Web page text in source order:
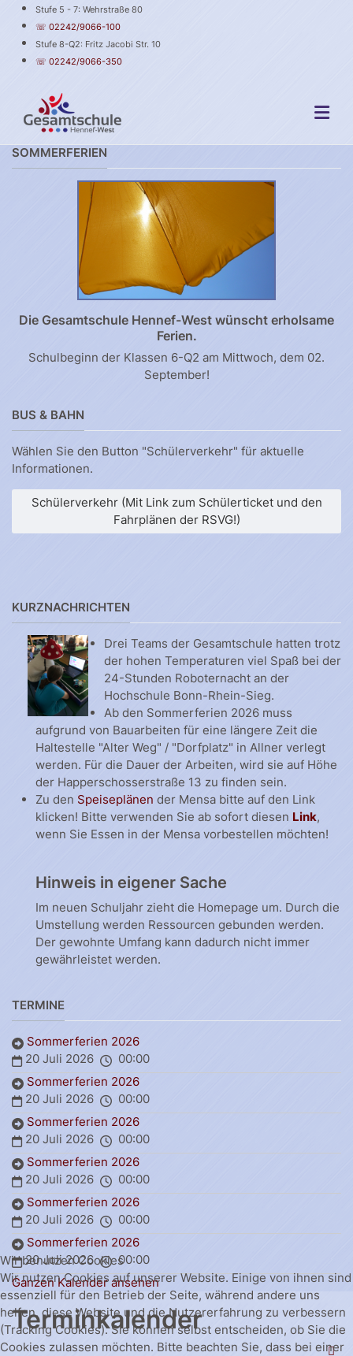
Stufe 5 - 7: Wehrstraße 80
☏ 02242/9066-100
Stufe 8-Q2: Fritz Jacobi Str. 10
☏ 02242/9066-350
SOMMERFERIEN
Die Gesamtschule Hennef-West wünscht erholsame
Ferien.
Schulbeginn der Klassen 6-Q2 am Mittwoch, dem 02.
September!
BUS & BAHN
Wählen Sie den Button "Schülerverkehr" für aktuelle
Informationen.
Schülerverkehr (Mit Link zum Schülerticket und den
Fahrplänen der RSVG!)
KURZNACHRICHTEN
Drei Teams der Gesamtschule hatten trotz
der hohen Temperaturen viel Spaß bei der
24-Stunden Roboternacht an der
Hochschule Bonn-Rhein-Sieg.
Ab den Sommerferien 2026 muss
aufgrund von Bauarbeiten für eine längere Zeit die
Haltestelle "Alter Weg" / "Dorfplatz" in Allner verlegt
werden. Für die Dauer der Arbeiten, wird sie auf Höhe
der Happerschosserstraße 13 zu finden sein.
Zu den Speiseplänen der Mensa bitte auf den Link
klicken! Bitte verwenden Sie ab sofort diesen Link,
wenn Sie Essen in der Mensa vorbestellen möchten!
Hinweis in eigener Sache
Im neuen Schuljahr zieht die Homepage um. Durch die
Umstellung werden Ressourcen gebunden werden.
Der gewohnte Umfang kann dadurch nicht immer
gewährleistet werden.
TERMINE
Sommerferien 2026
20 Juli 2026
00:00
Sommerferien 2026
20 Juli 2026
00:00
Sommerferien 2026
20 Juli 2026
00:00
Sommerferien 2026
20 Juli 2026
00:00
Sommerferien 2026
20 Juli 2026
00:00
Sommerferien 2026
20 Juli 2026
00:00
Ganzen Kalender ansehen
Terminkalender
Wir benutzen Cookies
Wir nutzen Cookies auf unserer Website. Einige von ihnen sind
essenziell für den Betrieb der Seite, während andere uns
helfen, diese Website und die Nutzererfahrung zu verbessern
(Tracking Cookies). Sie können selbst entscheiden, ob Sie die
Cookies zulassen möchten. Bitte beachten Sie, dass bei einer